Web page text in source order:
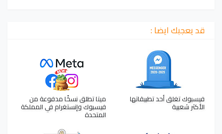
قد يعجبك ايضا :
فيسبوك تغلق أحد تطبيقاتها
الأكثر شعبية
ميتا تطلق نسخًا مدفوعة من
فيسبوك وإنستغرام في المملكة
المتحدة